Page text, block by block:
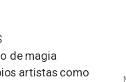
de magia
artistas como